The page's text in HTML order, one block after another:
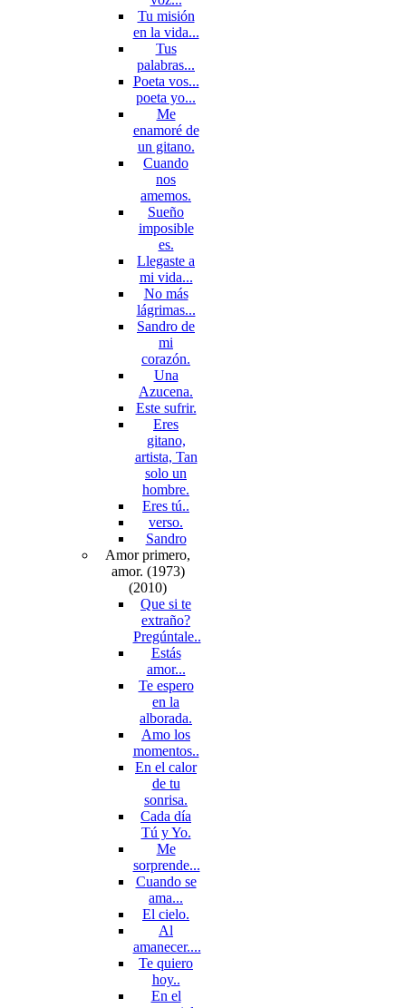
Tu misión
en la vida...
Tus
palabras...
Poeta vos...
poeta yo...
Me
enamoré de
un gitano.
Cuando
nos
amemos.
Sueño
imposible
es.
Llegaste a
mi vida...
No más
lágrimas...
Sandro de
mi
corazón.
Una
Azucena.
Este sufrir.
Eres
gitano,
artista, Tan
solo un
hombre.
Eres tú..
verso.
Sandro
Amor primero,
amor. (1973)
(2010)
Que si te
extraño?
Pregúntale..
Estás
amor...
Te espero
en la
alborada.
Amo los
momentos..
En el calor
de tu
sonrisa.
Cada día
Tú y Yo.
Me
sorprende...
Cuando se
ama...
El cielo.
Al
amanecer....
Te quiero
hoy..
En el